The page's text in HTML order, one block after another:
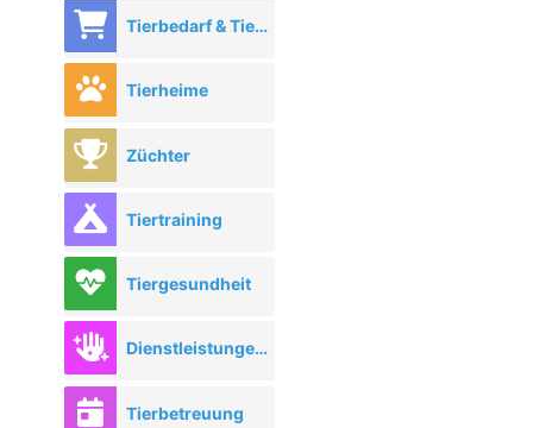
Tierbedarf & Tierhandel
Tierheime
Züchter
Tiertraining
Tiergesundheit
Dienstleistungen rund ums Tier
Tierbetreuung